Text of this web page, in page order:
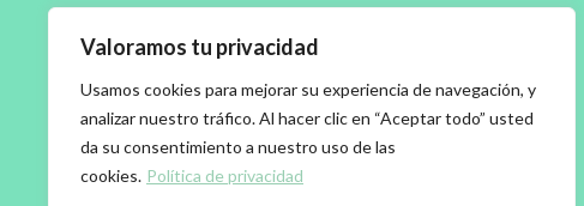
Valoramos tu privacidad
Usamos cookies para mejorar su experiencia de navegación, y
analizar nuestro tráfico. Al hacer clic en “Aceptar todo” usted
da su consentimiento a nuestro uso de las
cookies. Política de privacidad